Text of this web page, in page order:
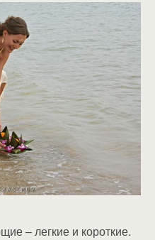
– легкие и короткие.